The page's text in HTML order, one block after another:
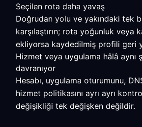
Seçilen rota daha yavaş
Doğrudan yolu ve yakındaki tek
karşılaştırın; rota yoğunluk veya
ekliyorsa kaydedilmiş profili geri
Hizmet veya uygulama hâlâ aynı
davranıyor
Hesabı, uygulama oturumunu,
hizmet politikasını ayrı ayrı
değişikliği tek değişken değildir.